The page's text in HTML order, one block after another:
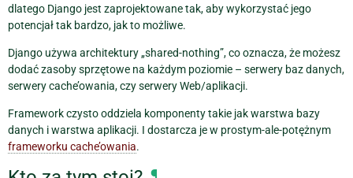
dlatego Django jest zaprojektowane tak, aby wykorzystać jego
potencjał tak bardzo, jak to możliwe.
Django używa architektury „shared-nothing”, co oznacza, że możesz
dodać zasoby sprzętowe na każdym poziomie – serwery baz danych,
serwery cache’owania, czy serwery Web/aplikacji.
Framework czysto oddziela komponenty takie jak warstwa bazy
danych i warstwa aplikacji. I dostarcza je w prostym-ale-potężnym
frameworku cache’owania.